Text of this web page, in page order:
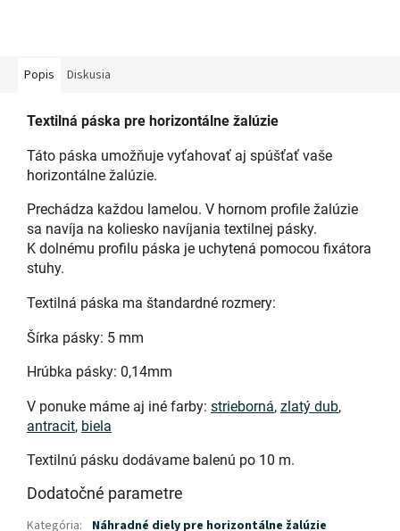
Popis Diskusia
Textilná páska pre horizontálne žalúzie
Táto páska umožňuje vyťahovať aj spúšťať vaše
horizontálne žalúzie.
Prechádza každou lamelou. V hornom profile žalúzie
sa navíja na koliesko navíjania textilnej pásky.
K dolnému profilu páska je uchytená pomocou fixátora
stuhy.
Textilná páska ma štandardné rozmery:
Šírka pásky: 5 mm
Hrúbka pásky: 0,14mm
V ponuke máme aj iné farby: strieborná, zlatý dub,
antracit, biela
Textilnú pásku dodávame balenú po 10 m.
Dodatočné parametre
Kategória: Náhradné diely pre horizontálne žalúzie